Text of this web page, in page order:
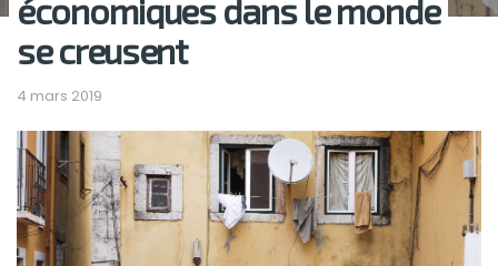
économiques dans le monde
se creusent
4 mars 2019